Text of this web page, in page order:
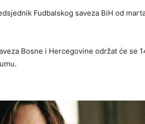
Fudbalskog saveza BiH od
Bosne i Hercegovine održat će se